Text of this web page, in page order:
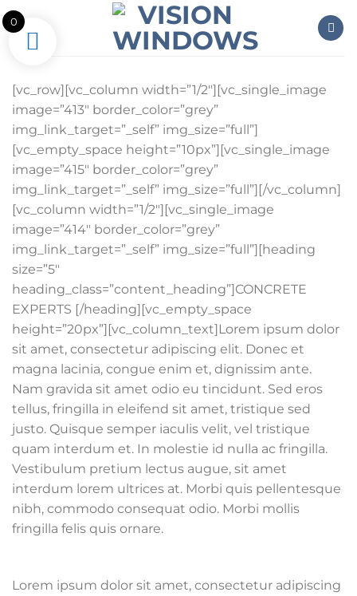
Skip
to
content
[vc_row][vc_column width=”1/2″][vc_single_image
image=”413″ border_color=”grey”
img_link_target=”_self” img_size=”full”]
[vc_empty_space height=”10px”][vc_single_image
image=”415″ border_color=”grey”
img_link_target=”_self” img_size=”full”][/vc_column]
[vc_column width=”1/2″][vc_single_image
image=”414″ border_color=”grey”
img_link_target=”_self” img_size=”full”][heading
size=”5″
heading_class=”content_heading”]CONCRETE
EXPERTS [/heading][vc_empty_space
height=”20px”][vc_column_text]Lorem ipsum dolor
sit amet, consectetur adipiscing elit. Donec et
magna lacinia, congue enim et, dignissim ante.
Nam gravida sit amet odio eu tincidunt. Sed eros
tellus, fringilla in eleifend sit amet, tristique sed
justo. Quisque semper iaculis velit, vel tristique
quam interdum et. In molestie id nulla ac fringilla.
Vestibulum pretium lectus augue, sit amet
interdum lorem ultrices at. Morbi quis pellentesque
nibh, commodo consequat odio. Morbi mollis
fringilla felis quis ornare.
Lorem ipsum dolor sit amet, consectetur adipiscing
0